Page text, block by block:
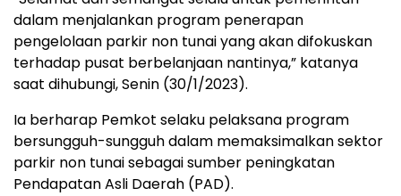
dalam menjalankan program penerapan
pengelolaan parkir non tunai yang akan difokuskan
terhadap pusat berbelanjaan nantinya,” katanya
saat dihubungi, Senin (30/1/2023).
Ia berharap Pemkot selaku pelaksana program
bersungguh-sungguh dalam memaksimalkan sektor
parkir non tunai sebagai sumber peningkatan
Pendapatan Asli Daerah (PAD).